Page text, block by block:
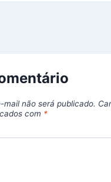
mail não será publicado.
com *